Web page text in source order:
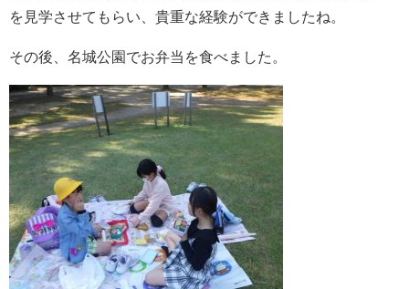
を見学させてもらい、貴重な経験ができましたね。
その後、名城公園でお弁当を食べました。